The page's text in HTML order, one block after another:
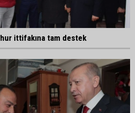
ittifakına tam destek